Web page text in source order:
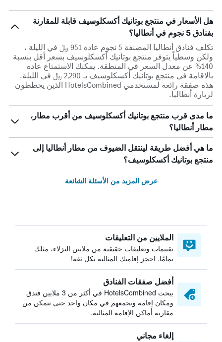
هل الأسعار في منتجع بوتانيك أكسكلوسيف قابلة للمقارنة
بفنادق 5 نجوم في أنطاليا؟
تكلف فنادق أنطاليا المصنفة 5 نجوم عادة 951 ﷼ في الليلة ،
ولكن وسطياً يتوفر منتجع بوتانيك أكسكلوسيف بسعر أقل بنسبة
140% عن معدل السعر في المنطقة. يمكنك الاستمتاع عادة
بالاقامة في منتجع بوتانيك أكسكلوسيف بـ 2,290 ﷼ في الليلة.
هذه صفقة رائعة لمستخدمي HotelsCombined الذين يخططون
لزيارة أنطاليا.
ما مدى قرب منتجع بوتانيك أكسكلوسيف من أقرب مطار،
مطار أنطاليا؟
ما هي أفضل طريقة لينتقل الضيوف من مطار أنطاليا إلى
منتجع بوتانيك أكسكلوسيف؟
عرض المزيد من الأسئلة الشائعة
الملايين من التعليقات
تقييمات وتعليقات حقيقية من ملايين النزلاء، مثلك
تمامًا. احجز إقامتك المثالية بكل ثقة!
أفضل صفقات الفنادق
يبحث HotelsCombined في أكثر من 3 ملايين فندق
ومكان إقامة ويجمعهم في مكان واحد حتى تتمكن من
مقارنة أماكن الإقامة المثالية.
إلغاء مجاني